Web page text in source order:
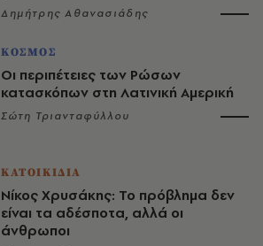
Δημήτρης Αθανασιάδης
ΚΟΣΜΟΣ
Οι περιπέτειες των Ρώσων
κατασκόπων στη Λατινική Αμερική
Σώτη Τριανταφύλλου
ΚΑΤΟΙΚΙΔΙΑ
Νίκος Χρυσάκης: Το πρόβλημα δεν
είναι τα αδέσποτα, αλλά οι
άνθρωποι